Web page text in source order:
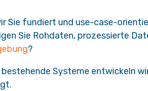
Sie fundiert und use-case-
Sie Rohdaten, prozessierte
?
Systeme entwickeln